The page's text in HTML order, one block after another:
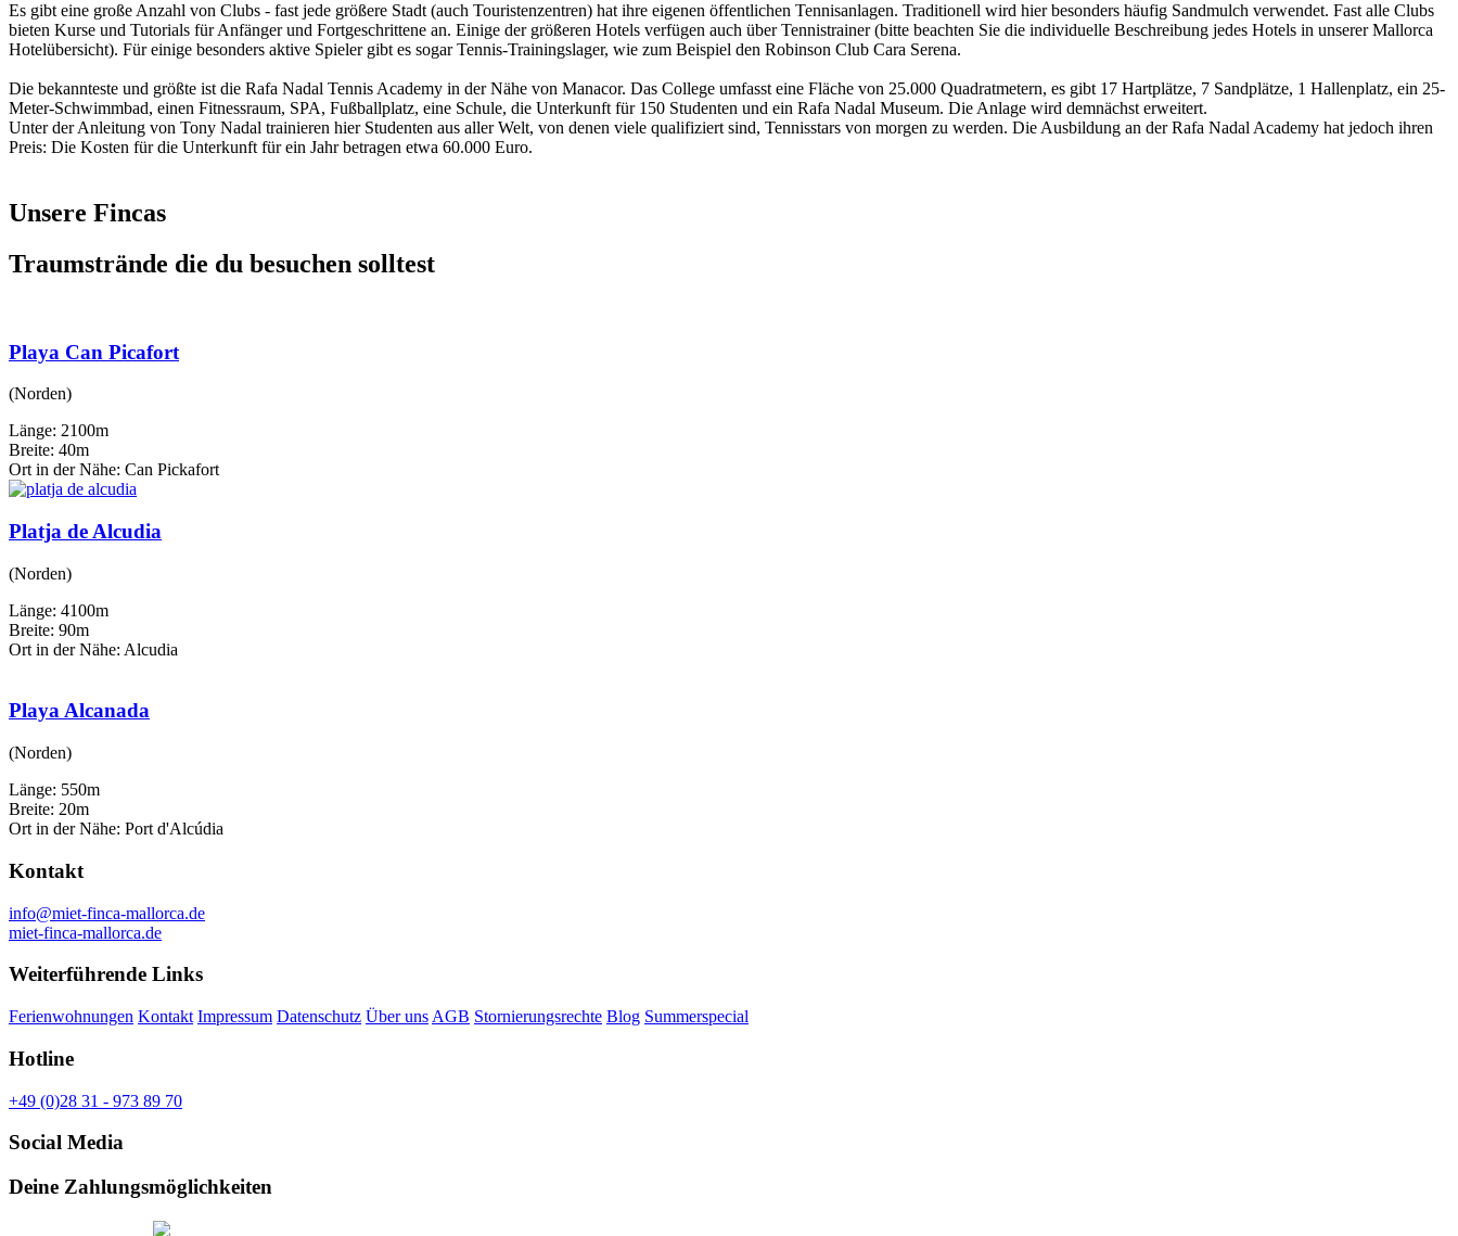
Es gibt eine große Anzahl von Clubs - fast jede größere Stadt (auch Touristenzentren) hat ihre eigenen öffentlichen Tennisanlagen. Traditionell wird hier besonders häufig Sandmulch verwendet. Fast alle Clubs
bieten Kurse und Tutorials für Anfänger und Fortgeschrittene an. Einige der größeren Hotels verfügen auch über Tennistrainer (bitte beachten Sie die individuelle Beschreibung jedes Hotels in unserer Mallorca
Hotelübersicht). Für einige besonders aktive Spieler gibt es sogar Tennis-Trainingslager, wie zum Beispiel den Robinson Club Cara Serena.
Die bekannteste und größte ist die Rafa Nadal Tennis Academy in der Nähe von Manacor. Das College umfasst eine Fläche von 25.000 Quadratmetern, es gibt 17 Hartplätze, 7 Sandplätze, 1 Hallenplatz, ein 25-
Meter-Schwimmbad, einen Fitnessraum, SPA, Fußballplatz, eine Schule, die Unterkunft für 150 Studenten und ein Rafa Nadal Museum. Die Anlage wird demnächst erweitert.
Unter der Anleitung von Tony Nadal trainieren hier Studenten aus aller Welt, von denen viele qualifiziert sind, Tennisstars von morgen zu werden. Die Ausbildung an der Rafa Nadal Academy hat jedoch ihren
Preis: Die Kosten für die Unterkunft für ein Jahr betragen etwa 60.000 Euro.
Unsere Fincas
Traumstrände die du besuchen solltest
Playa Can Picafort
(Norden)
Länge: 2100m
Breite: 40m
Ort in der Nähe: Can Pickafort
Platja de Alcudia
(Norden)
Länge: 4100m
Breite: 90m
Ort in der Nähe: Alcudia
Playa Alcanada
(Norden)
Länge: 550m
Breite: 20m
Ort in der Nähe: Port d'Alcúdia
Kontakt
info@miet-finca-mallorca.de
miet-finca-mallorca.de
Weiterführende Links
Ferienwohnungen Kontakt Impressum Datenschutz Über uns AGB Stornierungsrechte Blog Summerspecial
Hotline
+49 (0)28 31 - 973 89 70
Social Media
Deine Zahlungsmöglichkeiten